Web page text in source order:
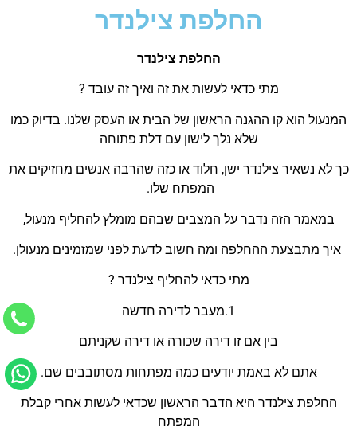
החלפת צילנדר
החלפת צילנדר
מתי כדאי לעשות את זה ואיך זה עובד ?
המנעול הוא קו ההגנה הראשון של הבית או העסק שלנו. בדיוק כמו
שלא נלך לישון עם דלת פתוחה
כך לא נשאיר צילנדר ישן, חלוד או כזה שהרבה אנשים מחזיקים את
המפתח שלו.
במאמר הזה נדבר על המצבים שבהם מומלץלהחליף מנעול,
איך מתבצעת ההחלפה ומה חשוב לדעת לפני שמזמינים מנעולן.
מתי כדאי להחליף צילנדר ?
1. מעבר לדירה חדשה
בין אם זו דירה שכורה או דירה שקניתם
אתם לא באמת יודעים כמה מפתחות מסתובבים שם.
החלפת צילנדר היא הדבר הראשון שכדאי לעשות אחרי קבלת
המפתח